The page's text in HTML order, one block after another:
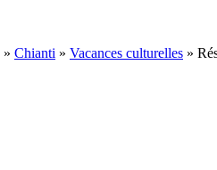
» Chianti » Vacances culturelles »